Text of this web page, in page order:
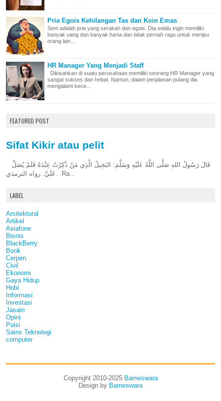
Pria Egois Kehilangan Tas dan Koin Emas
Sem adalah pria yang serakah dan egois. Dia selalu ingin memiliki
banyak uang dan banyak harta dan tidak pernah ragu untuk menipu
orang lain...
HR Manager Yang Menjadi Staff
Dikisahkan di suatu perusahaan memiliki seorang HR Manager yang
sangat sukses dan hebat. Namun, dalam perjalanan pulang dia
mengalami kece...
FEATURED POST
Sifat Kikir atau pelit
عَلَيَّ. رواه الترمذي. Ra...
LABEL
Arsitektural
Artikel
Asiafone
Bisnis
BlackBerry
Book
Cerpen
Civil
Ekonomi
Gaya Hidup
Hobi
Informasi
Investasi
Jasain
Opini
Puisi
Sains Teknologi
computer
Copyright 2010-2025 Bameswara
Design by Bameswara